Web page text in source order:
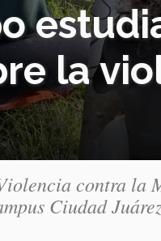
la
contra la
Ciudad